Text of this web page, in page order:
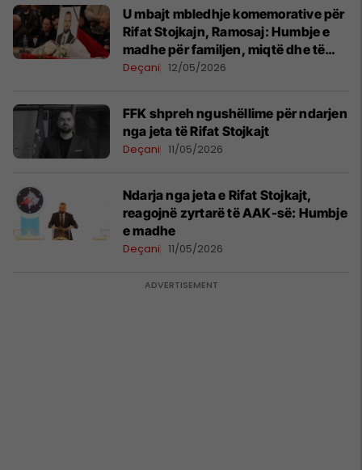
U mbajt mbledhje komemorative për
Rifat Stojkajn, Ramosaj: Humbje e
madhe për familjen, miqtë dhe të
gjithë ata që patën fatin ta njohin
Deçani 12/05/2026
FFK shpreh ngushëllime për ndarjen
nga jeta të Rifat Stojkajt
Deçani 11/05/2026
Ndarja nga jeta e Rifat Stojkajt,
reagojnë zyrtarë të AAK-së: Humbje
e madhe
Deçani 11/05/2026